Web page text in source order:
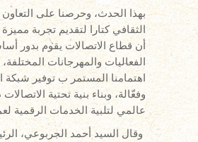
بهذا الحدث، وحرصنا على
الثقافي كتارا لتقديم تجربة
أن قطاع الاتصالات يقوم بدور
الفعاليات والمهرجانات
اهتمامنا المستمر ب توفير شبكة
وفعّالة، وبناء بنية تحتية
عالمي لتلبية الخدمات الرقمية
وقال السيد أحمد الجربوعي،